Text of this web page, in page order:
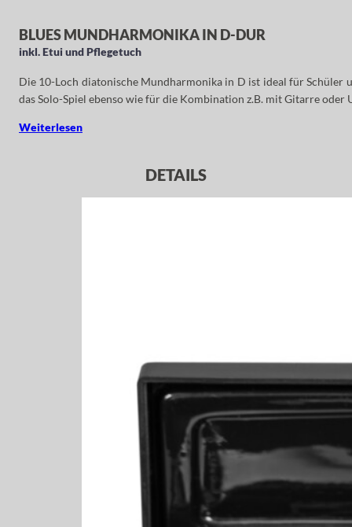
BLUES MUNDHARMONIKA IN D-DUR
inkl. Etui und Pflegetuch
Die 10-Loch diatonische Mundharmonika in D ist ideal für
das Solo-Spiel ebenso wie für die Kombination z.B. mit Gitarre
Weiterlesen
DETAILS